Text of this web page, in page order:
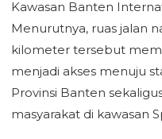
Kawasan Banten
Menurutnya, ruas jalan
kilometer tersebut
menjadi akses menuju
Provinsi Banten
masyarakat di kawasan